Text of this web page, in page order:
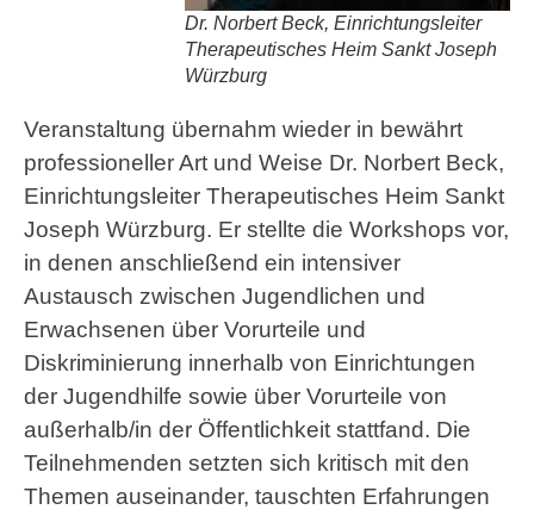
Dr. Norbert Beck, Einrichtungsleiter
Therapeutisches Heim Sankt Joseph
Würzburg
Veranstaltung übernahm wieder in bewährt
professioneller Art und Weise Dr. Norbert Beck,
Einrichtungsleiter Therapeutisches Heim Sankt
Joseph Würzburg. Er stellte die Workshops vor,
in denen anschließend ein intensiver
Austausch zwischen Jugendlichen und
Erwachsenen über Vorurteile und
Diskriminierung innerhalb von Einrichtungen
der Jugendhilfe sowie über Vorurteile von
außerhalb/in der Öffentlichkeit stattfand. Die
Teilnehmenden setzten sich kritisch mit den
Themen auseinander, tauschten Erfahrungen